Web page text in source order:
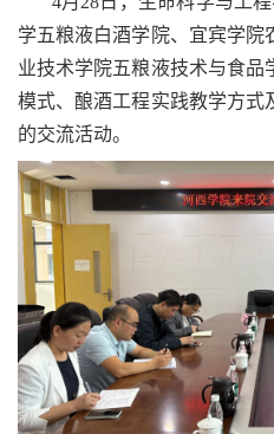
学五粮液白酒学院、宜宾学院
业技术学院五粮液技术与食
模式、酿酒工程实践教学方式
的交流活动。